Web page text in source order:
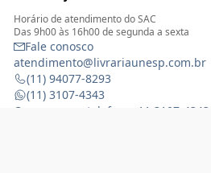
Horário de atendimento do SAC
Das 9h00 às 16h00 de segunda a sexta
Fale conosco
atendimento@livrariaunesp.com.br
(11) 94077-8293
(11) 3107-4343
Compras por telefone: 11 3107-4343